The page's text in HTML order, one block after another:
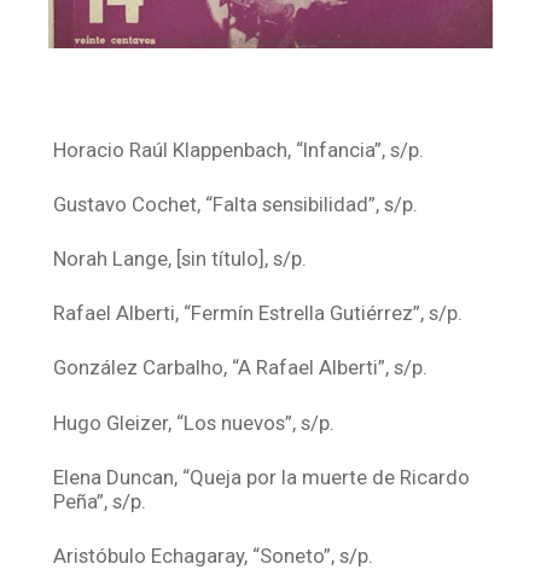
Horacio Raúl Klappenbach, “Infancia”, s/p.
Gustavo Cochet, “Falta sensibilidad”, s/p.
Norah Lange, [sin título], s/p.
Rafael Alberti, “Fermín Estrella Gutiérrez”, s/p.
González Carbalho, “A Rafael Alberti”, s/p.
Hugo Gleizer, “Los nuevos”, s/p.
Elena Duncan, “Queja por la muerte de Ricardo
Peña”, s/p.
Aristóbulo Echagaray, “Soneto”, s/p.